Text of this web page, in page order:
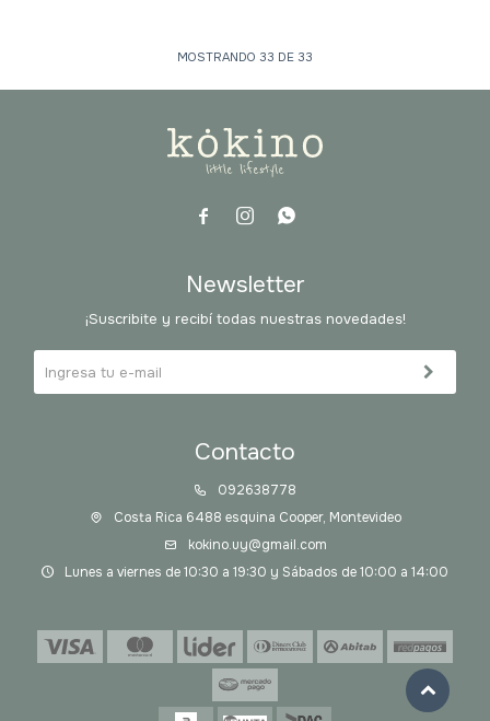
MOSTRANDO 33 DE 33
  
Contacto
092638778
Costa Rica 6488 esquina Cooper, Montevideo
kokino.uy@gmail.com
Lunes a viernes de 10:30 a 19:30 y Sábados de 10:00 a 14:00
Newsletter
¡Suscribite y recibí todas nuestras novedades!